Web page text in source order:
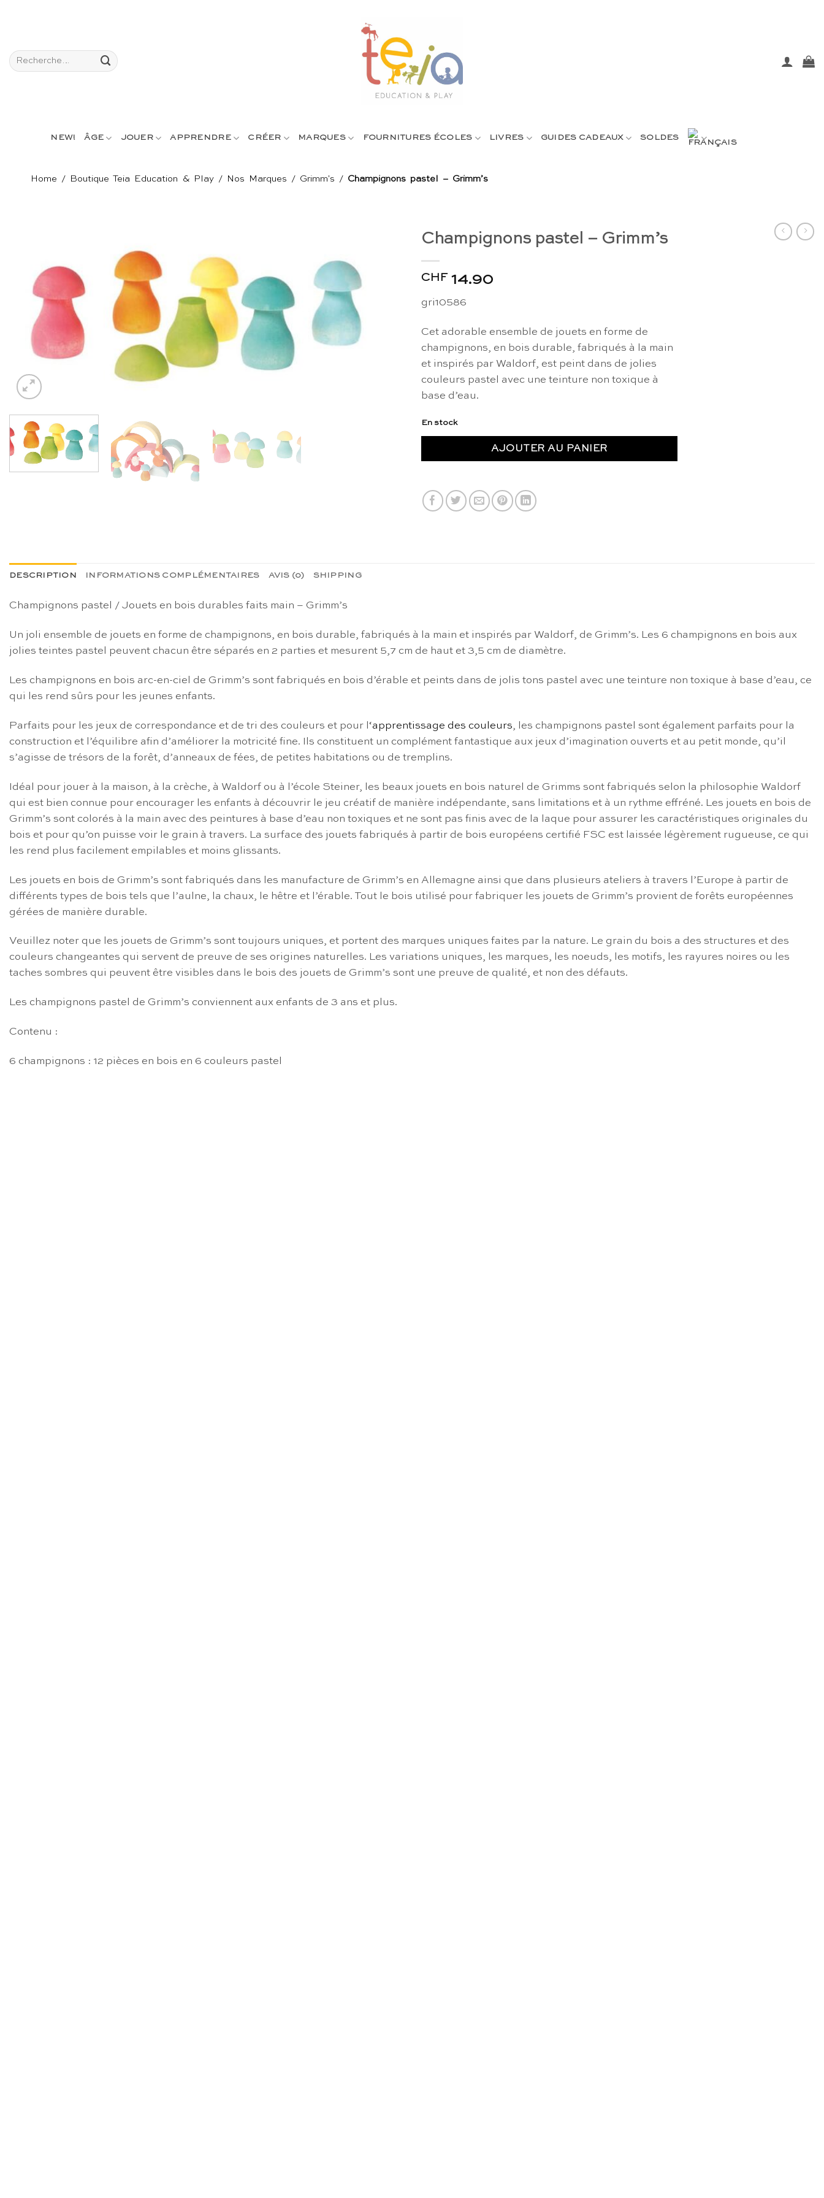
Recherche
pour :
NEW! ÂGE JOUER APPRENDRE CRÉER MARQUES FOURNITURES ÉCOLES LIVRES GUIDES CADEAUX SOLDES
Home / Boutique Teia Education & Play / Nos Marques / Grimm's / Champignons pastel – Grimm’s
Champignons pastel – Grimm’s
CHF 14.90
gri10586
Cet adorable ensemble de jouets en forme de
champignons, en bois durable, fabriqués à la main
et inspirés par Waldorf, est peint dans de jolies
couleurs pastel avec une teinture non toxique à
base d’eau.
En stock
AJOUTER AU PANIER
DESCRIPTION INFORMATIONS COMPLÉMENTAIRES AVIS (0) SHIPPING
Champignons pastel / Jouets en bois durables faits main – Grimm’s
Un joli ensemble de jouets en forme de champignons, en bois durable, fabriqués à la main et inspirés par Waldorf, de Grimm’s. Les 6 champignons en bois aux
jolies teintes pastel peuvent chacun être séparés en 2 parties et mesurent 5,7 cm de haut et 3,5 cm de diamètre.
Les champignons en bois arc-en-ciel de Grimm’s sont fabriqués en bois d’érable et peints dans de jolis tons pastel avec une teinture non toxique à base d’eau, ce
qui les rend sûrs pour les jeunes enfants.
Parfaits pour les jeux de correspondance et de tri des couleurs et pour l ‘apprentissage des couleurs, les champignons pastel sont également parfaits pour la
construction et l’équilibre afin d’améliorer la motricité fine. Ils constituent un complément fantastique aux jeux d’imagination ouverts et au petit monde, qu’il
s’agisse de trésors de la forêt, d’anneaux de fées, de petites habitations ou de tremplins.
Idéal pour jouer à la maison, à la crèche, à Waldorf ou à l’école Steiner, les beaux jouets en bois naturel de Grimms sont fabriqués selon la philosophie Waldorf
qui est bien connue pour encourager les enfants à découvrir le jeu créatif de manière indépendante, sans limitations et à un rythme effréné. Les jouets en bois de
Grimm’s sont colorés à la main avec des peintures à base d’eau non toxiques et ne sont pas finis avec de la laque pour assurer les caractéristiques originales du
bois et pour qu’on puisse voir le grain à travers. La surface des jouets fabriqués à partir de bois européens certifié FSC est laissée légèrement rugueuse, ce qui
les rend plus facilement empilables et moins glissants.
Les jouets en bois de Grimm’s sont fabriqués dans les manufacture de Grimm’s en Allemagne ainsi que dans plusieurs ateliers à travers l’Europe à partir de
différents types de bois tels que l’aulne, la chaux, le hêtre et l’érable. Tout le bois utilisé pour fabriquer les jouets de Grimm’s provient de forêts européennes
gérées de manière durable.
Veuillez noter que les jouets de Grimm’s sont toujours uniques, et portent des marques uniques faites par la nature. Le grain du bois a des structures et des
couleurs changeantes qui servent de preuve de ses origines naturelles. Les variations uniques, les marques, les noeuds, les motifs, les rayures noires ou les
taches sombres qui peuvent être visibles dans le bois des jouets de Grimm’s sont une preuve de qualité, et non des défauts.
Les champignons pastel de Grimm’s conviennent aux enfants de 3 ans et plus.
Contenu :
6 champignons : 12 pièces en bois en 6 couleurs pastel